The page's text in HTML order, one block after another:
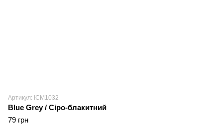
Артикул: ICM1032
Blue Grey / Сіро-блакитний
79 грн